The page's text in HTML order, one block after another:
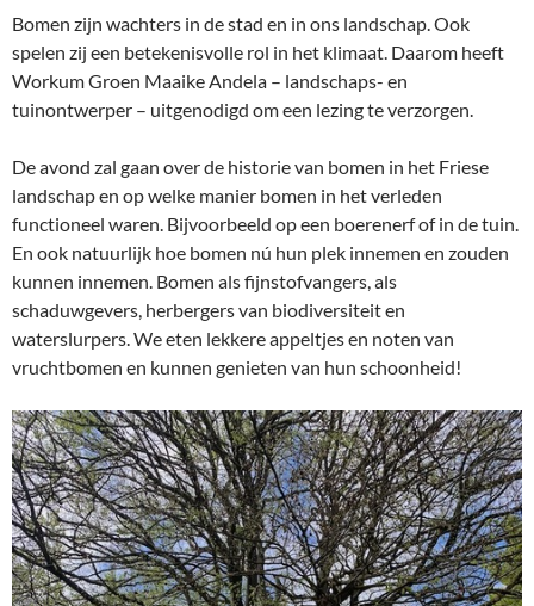
Bomen zijn wachters in de stad en in ons landschap. Ook
spelen zij een betekenisvolle rol in het klimaat. Daarom heeft
Workum Groen Maaike Andela – landschaps- en
tuinontwerper – uitgenodigd om een lezing te verzorgen.
De avond zal gaan over de historie van bomen in het Friese
landschap en op welke manier bomen in het verleden
functioneel waren. Bijvoorbeeld op een boerenerf of in de tuin.
En ook natuurlijk hoe bomen nú hun plek innemen en zouden
kunnen innemen. Bomen als fijnstofvangers, als
schaduwgevers, herbergers van biodiversiteit en
waterslurpers. We eten lekkere appeltjes en noten van
vruchtbomen en kunnen genieten van hun schoonheid!